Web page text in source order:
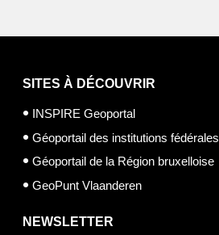
SITES À DÉCOUVRIR
INSPIRE Geoportal
Géoportail des institutions fédérales
Géoportail de la Région bruxelloise
GeoPunt Vlaanderen
NEWSLETTER